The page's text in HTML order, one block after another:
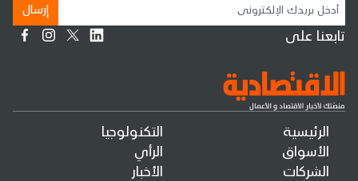
الرئيسية
الأسواق
الشركات
التكنولوجيا
الرأي
الأخبار
إرسال
تابعنا على